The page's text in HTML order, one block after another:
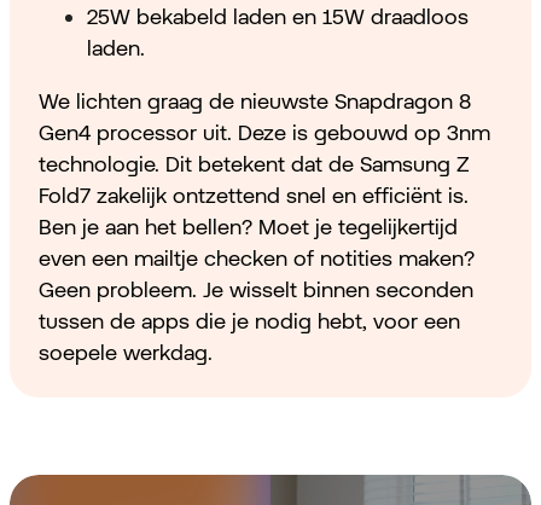
25W bekabeld laden en 15W draadloos
laden.
We lichten graag de nieuwste Snapdragon 8
Gen4 processor uit. Deze is gebouwd op 3nm
technologie. Dit betekent dat de Samsung Z
Fold7 zakelijk ontzettend snel en efficiënt is.
Ben je aan het bellen? Moet je tegelijkertijd
even een mailtje checken of notities maken?
Geen probleem. Je wisselt binnen seconden
tussen de apps die je nodig hebt, voor een
soepele werkdag.